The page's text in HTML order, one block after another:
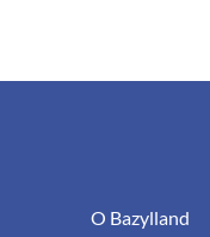
O Bazylland